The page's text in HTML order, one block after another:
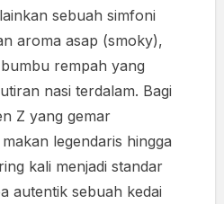
sebuah simfoni
aroma asap (smoky),
rempah yang
nasi terdalam. Bagi
Z yang gemar
legendaris hingga
kali menjadi standar
autentik sebuah kedai